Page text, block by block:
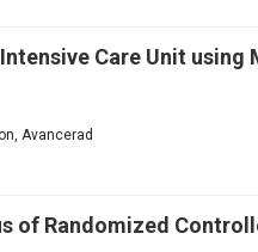
Care Unit using
Avancerad
of Randomized